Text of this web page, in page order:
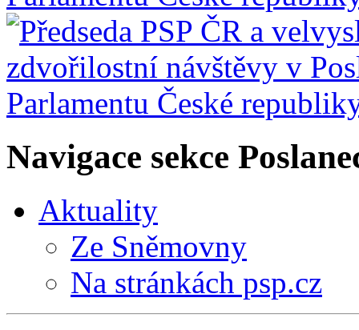
Navigace sekce
Aktuality
Ze Sněmovny
Na stránkách psp.cz